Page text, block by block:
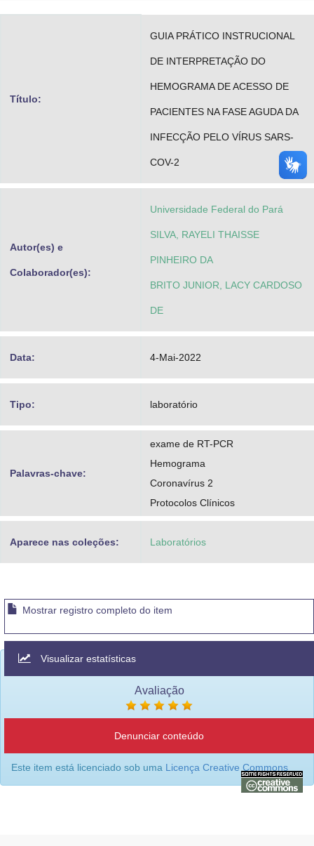
Título:
GUIA PRÁTICO INSTRUCIONAL
DE INTERPRETAÇÃO DO
HEMOGRAMA DE ACESSO DE
PACIENTES NA FASE AGUDA DA
INFECÇÃO PELO VÍRUS SARS-
COV-2
Autor(es) e
Colaborador(es):
Universidade Federal do Pará
SILVA, RAYELI THAISSE
PINHEIRO DA
BRITO JUNIOR, LACY CARDOSO
DE
Data: 4-Mai-2022
Tipo: laboratório
Palavras-chave:
exame de RT-PCR
Hemograma
Coronavírus 2
Protocolos Clínicos
Aparece nas coleções: Laboratórios
Mostrar registro completo do item
Visualizar estatísticas
Avaliação
Denunciar conteúdo
Este item está licenciado sob uma Licença Creative Commons